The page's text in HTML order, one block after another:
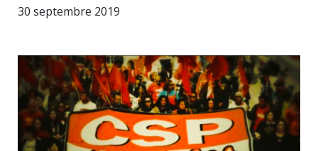
30 septembre 2019